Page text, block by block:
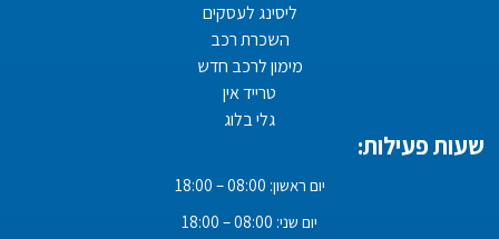
ליסינג לעסקים
השכרת רכב
מימון לרכב חדש
טרייד אין
גלי בלוג
שעות פעילות:
יום ראשון: 08:00 – 18:00
יום שני: 08:00 – 18:00